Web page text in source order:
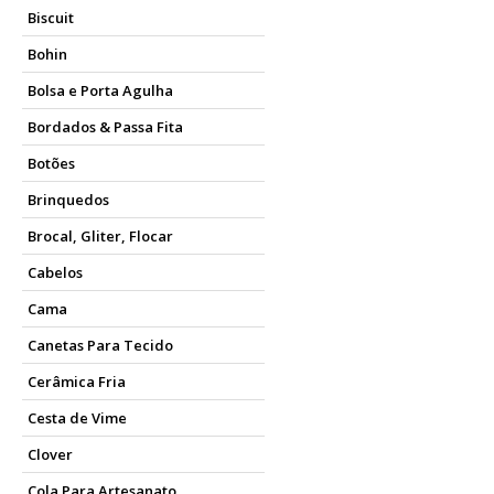
Biscuit
Bohin
Bolsa e Porta Agulha
Bordados & Passa Fita
Botões
Brinquedos
Brocal, Gliter, Flocar
Cabelos
Cama
Canetas Para Tecido
Cerâmica Fria
Cesta de Vime
Clover